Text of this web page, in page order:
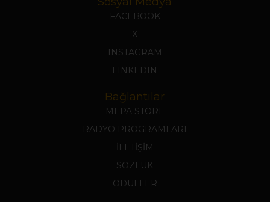
FACEBOOK
X
INSTAGRAM
LINKEDIN
Bağlantılar
MEPA STORE
RADYO PROGRAMLARI
İLETİŞİM
SÖZLÜK
ÖDÜLLER